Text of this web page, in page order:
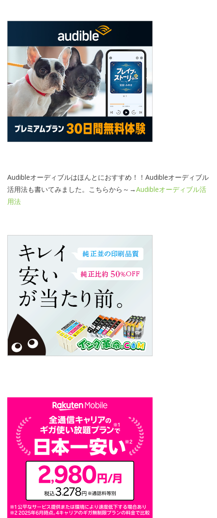
Audibleオーディブルはほんとにおすすめ！！Audibleオーディブル
活用法も書いてみました。こちらから～→Audibleオーディブル活
用法